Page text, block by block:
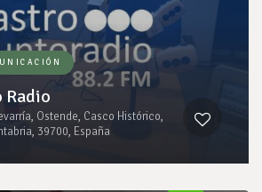
Radio
Ostende, Casco Histórico,
39700, España